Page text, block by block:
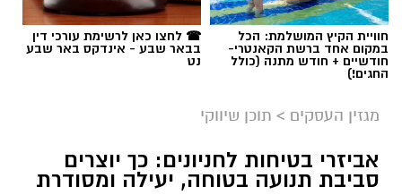
חוויית הקיץ המושלמת: הכל
במקום אחד ברשת הקאנטרי-
חודשיים + חודש מתנה (כולל
החגים!)
☎ לחצו כאן לרשימת עורכי דין
בבאר שבע - אינדקס באר שבע
נט
מגזין העסקים > תוכן שיווקי
אביזרי בטיחות לחניונים: כך יוצרים
סביבת תנועה בטוחה, יעילה ומסודרת